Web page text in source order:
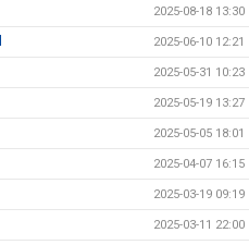
2025-08-18 13:30
2025-06-10 12:21
2025-05-31 10:23
2025-05-19 13:27
2025-05-05 18:01
2025-04-07 16:15
2025-03-19 09:19
2025-03-11 22:00